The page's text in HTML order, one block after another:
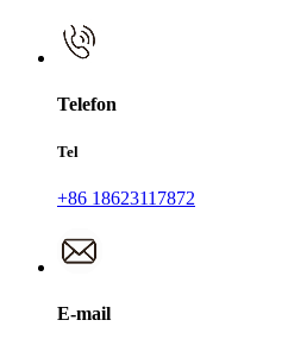
Telefon
Tel
+86 18623117872
E-mail